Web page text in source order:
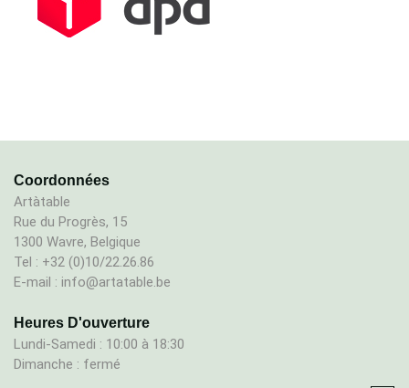
Coordonnées
Artàtable
Rue du Progrès, 15
1300 Wavre, Belgique
Tel : +32 (0)10/22.26.86
E-mail : info@artatable.be
Heures D'ouverture
Lundi-Samedi : 10:00 à 18:30
Dimanche : fermé